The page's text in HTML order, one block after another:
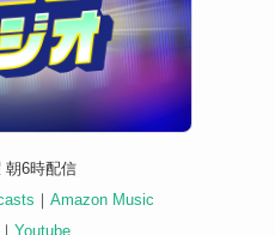
朝6時配信
｜ Amazon Music
｜ Youtube